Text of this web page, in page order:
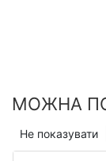
МОЖНА
Не показувати